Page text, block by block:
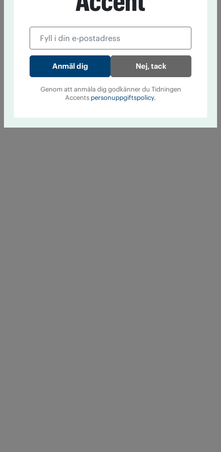
Nej, tack
Genom att anmäla dig godkänner du Tidningen
Accents personuppgiftspolicy.